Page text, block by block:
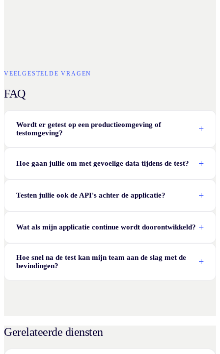
VEELGESTELDE VRAGEN
FAQ
Wordt er getest op een productieomgeving of
testomgeving?
Hoe gaan jullie om met gevoelige data tijdens de test?
Testen jullie ook de API's achter de applicatie?
Wat als mijn applicatie continue wordt doorontwikkeld?
Hoe snel na de test kan mijn team aan de slag met de
bevindingen?
Gerelateerde diensten